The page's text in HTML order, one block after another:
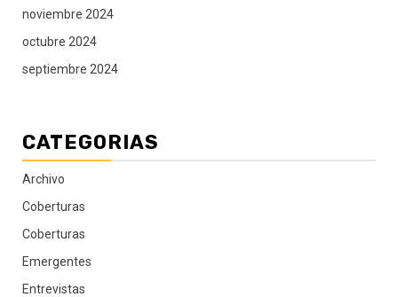
noviembre 2024
octubre 2024
septiembre 2024
CATEGORIAS
Archivo
Coberturas
Coberturas
Emergentes
Entrevistas